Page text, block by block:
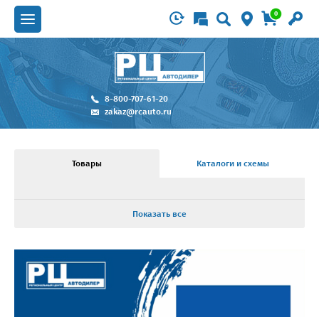
0
8-800-707-61-20
zakaz@rcauto.ru
Товары Каталоги и схемы
Показать все